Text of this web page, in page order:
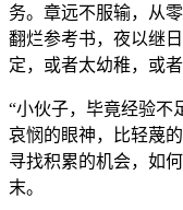
务。章远不服输，从
翻烂参考书，夜以继
定，或者太幼稚，或者
“小伙子，毕竟经验不
哀悯的眼神，比轻蔑
寻找积累的机会，如
末。